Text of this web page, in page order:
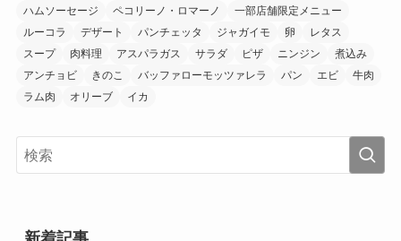
ハムソーセージ
ペコリーノ・ロマーノ
一部店舗限定メニュー
ルーコラ
デザート パンチェッタ ジャガイモ 卵
レタス
スープ
肉料理 アスパラガス サラダ ピザ ニンジン
煮込み
アンチョビ
きのこ バッファローモッツァレラ パン エビ
牛肉
ラム肉
オリーブ イカ